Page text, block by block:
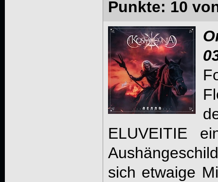
Punkte: 10
ELUVEITIE
sich etwaige